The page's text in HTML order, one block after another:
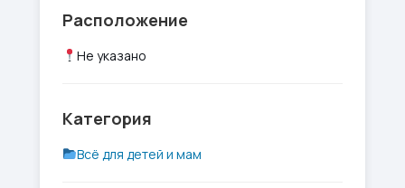
Расположение
Не указано
Категория
Всё для детей и мам